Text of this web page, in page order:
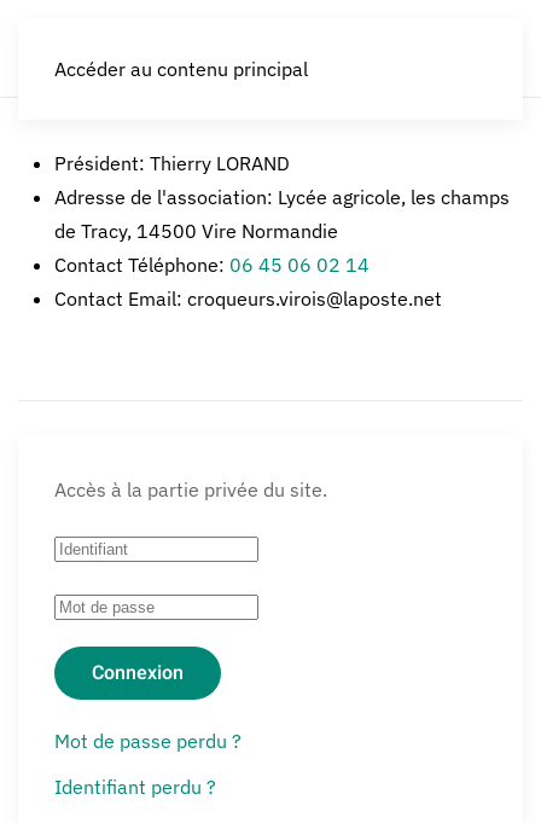
Accéder au contenu principal
Président: Thierry LORAND
Adresse de l'association: Lycée agricole, les champs
de Tracy, 14500 Vire Normandie
Contact Téléphone: 06 45 06 02 14
Contact Email: croqueurs.virois@laposte.net
Accès à la partie privée du site.
Connexion
Mot de passe perdu ?
Identifiant perdu ?